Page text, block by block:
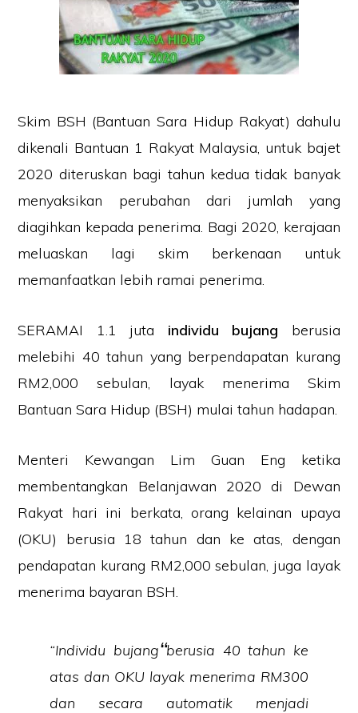
Skim BSH (Bantuan Sara Hidup Rakyat) dahulu
dikenali Bantuan 1 Rakyat Malaysia, untuk bajet
2020 diteruskan bagi tahun kedua tidak banyak
menyaksikan perubahan dari jumlah yang
diagihkan kepada penerima. Bagi 2020, kerajaan
meluaskan lagi skim berkenaan untuk
memanfaatkan lebih ramai penerima.
SERAMAI 1.1 juta individu bujang berusia
melebihi 40 tahun yang berpendapatan kurang
RM2,000 sebulan, layak menerima Skim
Bantuan Sara Hidup (BSH) mulai tahun hadapan.
Menteri Kewangan Lim Guan Eng ketika
membentangkan Belanjawan 2020 di Dewan
Rakyat hari ini berkata, orang kelainan upaya
(OKU) berusia 18 tahun dan ke atas, dengan
pendapatan kurang RM2,000 sebulan, juga layak
menerima bayaran BSH.
“Individu bujang berusia 40 tahun ke
atas dan OKU layak menerima RM300
dan secara automatik menjadi